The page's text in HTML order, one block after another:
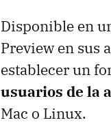
Disponible en
Preview en sus
establecer un
usuarios de la
Mac o Linux.